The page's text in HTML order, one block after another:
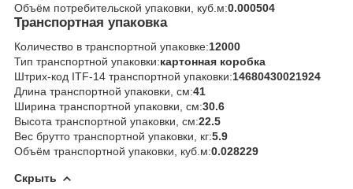
Объём потребительской упаковки, куб.м:0.000504
Транспортная упаковка
Количество в транспортной упаковке:12000
Тип транспортной упаковки:картонная коробка
Штрих-код ITF-14 транспортной упаковки:14680430021924
Длина транспортной упаковки, см:41
Ширина транспортной упаковки, см:30.6
Высота транспортной упаковки, см:22.5
Вес брутто транспортной упаковки, кг:5.9
Объём транспортной упаковки, куб.м:0.028229
Скрыть